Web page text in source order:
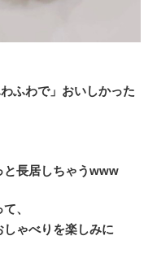
ふわで」おいしかった
と長居しちゃうwww
、
ゃべりを楽しみに